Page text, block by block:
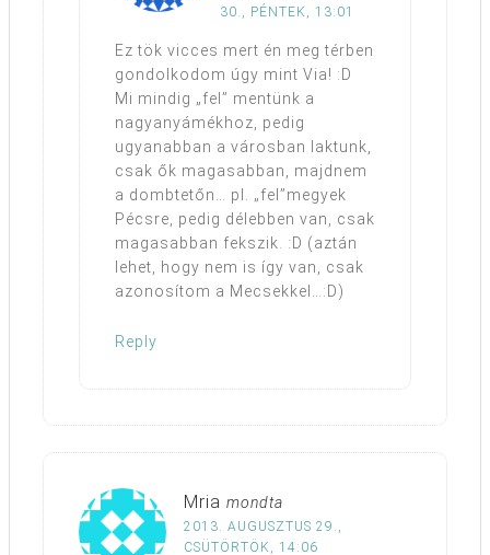
30., PÉNTEK, 13:01
Ez tök vicces mert én meg térben
gondolkodom úgy mint Via! :D
Mi mindig „fel” mentünk a
nagyanyámékhoz, pedig
ugyanabban a városban laktunk,
csak ők magasabban, majdnem
a dombtetőn… pl. „fel”megyek
Pécsre, pedig délebben van, csak
magasabban fekszik. :D (aztán
lehet, hogy nem is így van, csak
azonosítom a Mecsekkel…:D)
Reply
Mria mondta
2013. AUGUSZTUS 29.,
CSÜTÖRTÖK, 14:06